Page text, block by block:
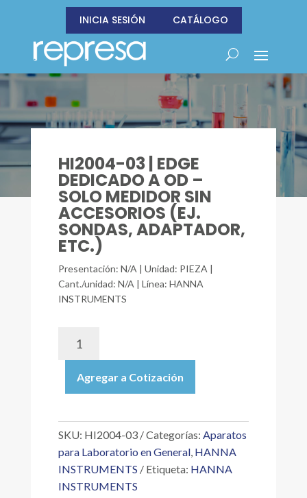
INICIA SESIÓN CATÁLOGO
HI2004-03 | EDGE
DEDICADO A OD –
SOLO MEDIDOR SIN
ACCESORIOS (EJ.
SONDAS, ADAPTADOR,
ETC.)
Presentación: N/A | Unidad: PIEZA |
Cant./unidad: N/A | Línea: HANNA
INSTRUMENTS
EDGE
DEDICADO
OD
SOLO
MEDIDOR
SIN
Agregar a Cotización
SKU: HI2004-03 Categorías: Aparatos
para Laboratorio en General, HANNA
INSTRUMENTS
Etiqueta: HANNA
INSTRUMENTS